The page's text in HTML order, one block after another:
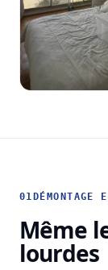
01 DÉMONTAGE
Même
lourdes